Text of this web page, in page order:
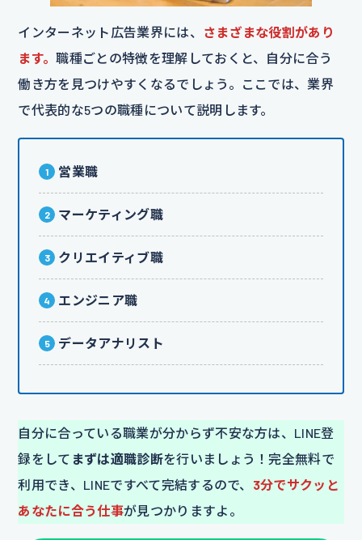
インターネット広告業界には、
さまざまな役割があり
ます。職種ごとの特徴を理解しておくと、自分に合う
働き方を見つけやすくなるでしょう。ここでは、業界
で代表的な5つの職種について説明します。
営業職
マーケティング職
クリエイティブ職
エンジニア職
データアナリスト
自分に合っている職業が分からず不安な方は、LINE登
録をして まずは適職診断を行いましょう！完全無料で
利用でき、LINEですべて完結するので、 3分でサクッと
あなたに合う仕事が見つかりますよ。